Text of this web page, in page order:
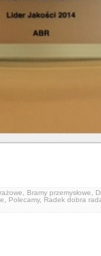
Bramy przemysłowe
Polecamy, Radek dobra